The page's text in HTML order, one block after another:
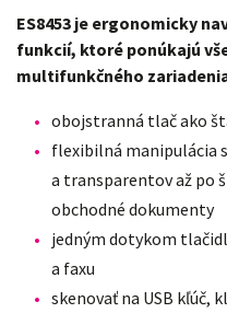
ES8453 je ergonomicky
funkcií, ktoré ponúkajú
multifunkčného
obojstranná tlač ako
flexibilná manipulácia
a transparentov až po
obchodné dokumenty
jedným dotykom
a faxu
skenovať na USB kľúč,